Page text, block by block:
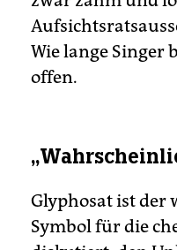
Wie lange Singer
offen.
Glyphosat ist der
Symbol für die